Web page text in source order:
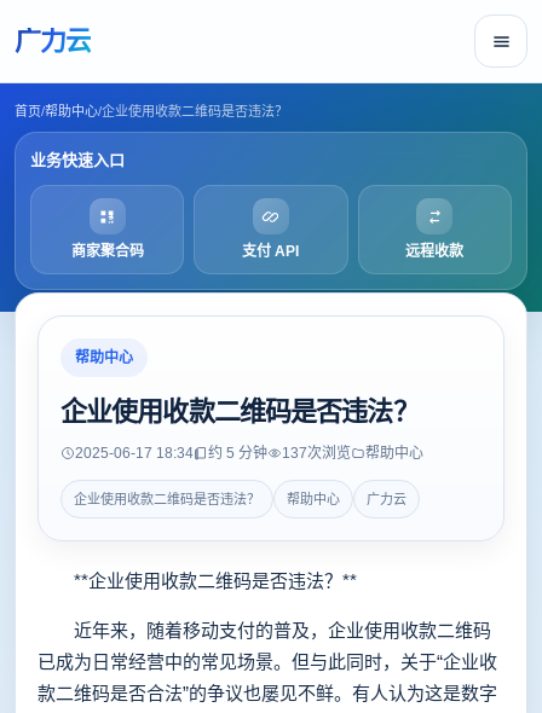
广力云
首页/帮助中心/企业使用收款二维码是否违法？
业务快速入口
商家聚合码 支付 API 远程收款
帮助中心
企业使用收款二维码是否违法？
2025-06-17 18:34 约 5 分钟 137次浏览 帮助中心
企业使用收款二维码是否违法？ 帮助中心 广力云
**企业使用收款二维码是否违法？**
近年来，随着移动支付的普及，企业使用收款二维码
已成为日常经营中的常见场景。但与此同时，关于“企业收
款二维码是否合法”的争议也屡见不鲜。有人认为这是数字